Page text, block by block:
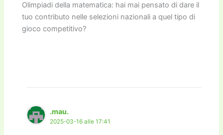
Olimpiadi della matematica: hai mai pensato di dare il
tuo contributo nelle selezioni nazionali a quel tipo di
gioco competitivo?
.mau.
2025-03-16 alle 17:41